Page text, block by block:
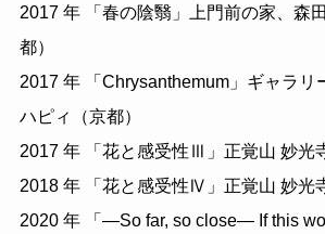
2017 年 「春の陰翳」上門前の家、森
都）
2017 年 「Chrysanthemum」ギャラリ
ハピィ（京都）
2017 年 「花と感受性Ⅲ」正覚山 妙光
2018 年 「花と感受性Ⅳ」正覚山 妙光
2020 年 「―So far, so close― If this